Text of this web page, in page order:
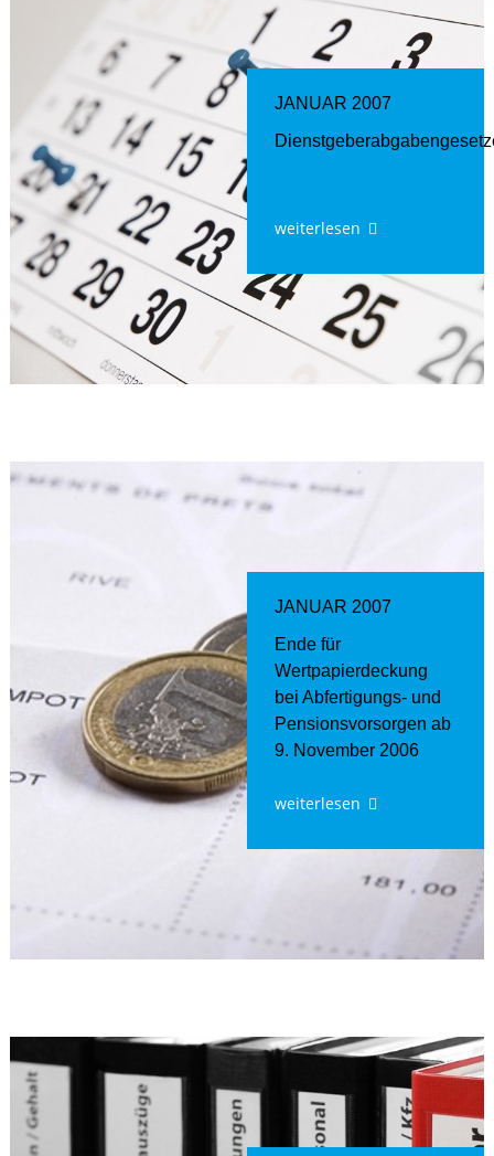
JANUAR 2007
weiterlesen
JANUAR 2007
Ende für
Wertpapierdeckung
bei Abfertigungs- und
Pensionsvorsorgen ab
9. November 2006
weiterlesen